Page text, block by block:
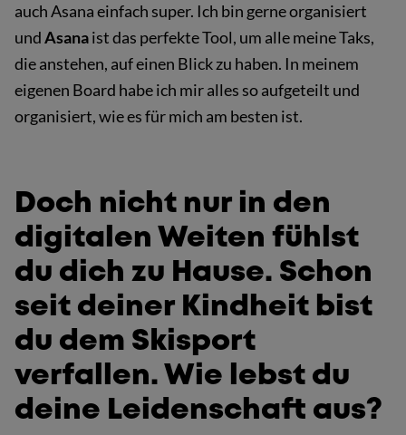
auch Asana einfach super. Ich bin gerne organisiert
undAsanaist das perfekte Tool, um alle meine Taks,
die anstehen, auf einen Blick zu haben. In meinem
eigenen Board habe ich mir alles so aufgeteilt und
organisiert, wie es für mich am besten ist.
Doch nicht nur in den
digitalen Weiten fühlst
du dich zu Hause. Schon
seit deiner Kindheit bist
du dem Skisport
verfallen. Wie lebst du
deine Leidenschaft aus?